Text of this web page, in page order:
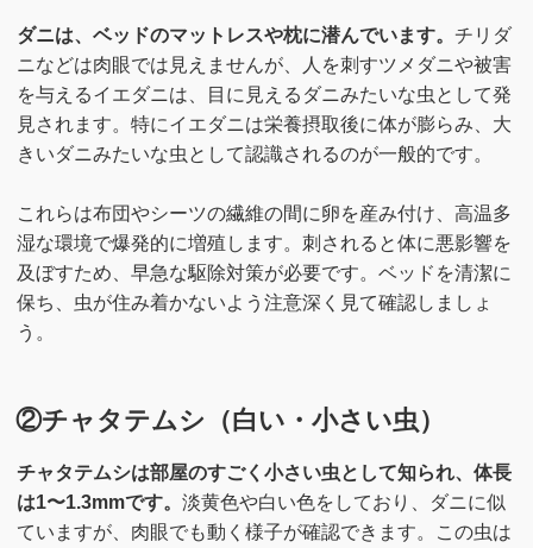
ダニは、ベッドのマットレスや枕に潜んでいます。 チリダ
ニなどは肉眼では見えませんが、人を刺すツメダニや被害
を与えるイエダニは、目に見えるダニみたいな虫として発
見されます。特にイエダニは栄養摂取後に体が膨らみ、大
きいダニみたいな虫として認識されるのが一般的です。
これらは布団やシーツの繊維の間に卵を産み付け、高温多
湿な環境で爆発的に増殖します。刺されると体に悪影響を
及ぼすため、早急な駆除対策が必要です。ベッドを清潔に
保ち、虫が住み着かないよう注意深く見て確認しましょ
う。
②チャタテムシ（白い・小さい虫）
チャタテムシは部屋のすごく小さい虫として知られ、体長
は1〜1.3mmです。 淡黄色や白い色をしており、ダニに似
ていますが、肉眼でも動く様子が確認できます。この虫は